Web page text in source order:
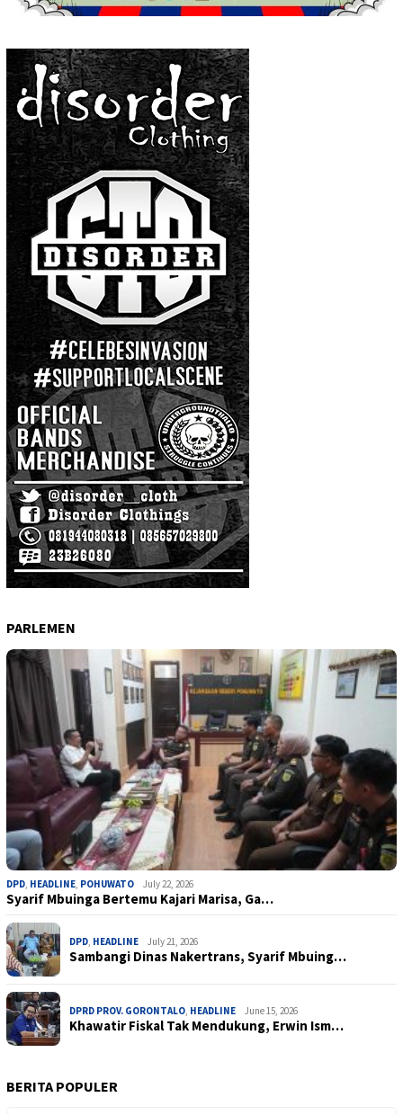
PARLEMEN
DPD, HEADLINE, POHUWATO July 22, 2026
Syarif Mbuinga Bertemu Kajari Marisa, Ga…
DPD, HEADLINE July 21, 2026
Sambangi Dinas Nakertrans, Syarif Mbuing…
DPRD PROV. GORONTALO, HEADLINE June 15, 2026
Khawatir Fiskal Tak Mendukung, Erwin Ism…
BERITA POPULER